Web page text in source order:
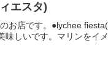
エスタ)
お店です。●lychee
味しいです。マリンをイ